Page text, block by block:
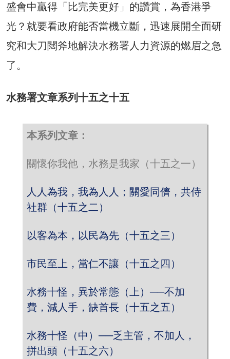
盛會中贏得「比完美更好」的讚賞，為香港爭
光？就要看政府能否當機立斷，迅速展開全面研
究和大刀闊斧地解決水務署人力資源的燃眉之急
了。
水務署文章系列十五之十五
本系列文章：
關懷你我他，水務是我家（十五之一）
人人為我，我為人人；關愛同儕，共侍
社群（十五之二）
以客為本，以民為先（十五之三）
市民至上，當仁不讓（十五之四）
水務十怪，異於常態（上）──不加
費，減人手，缺首長（十五之五）
水務十怪（中）──乏主管，不加人，
拼出頭（十五之六）